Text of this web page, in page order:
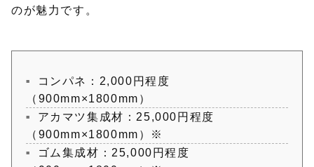
のが魅力です。
コンパネ：2,000円程度
（900mm×1800mm）
アカマツ集成材：25,000円程度
（900mm×1800mm）※
ゴム集成材：25,000円程度